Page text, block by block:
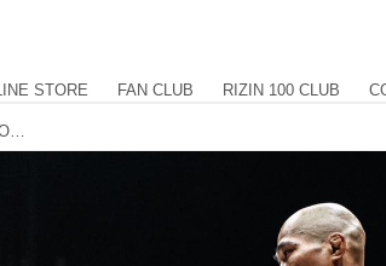
STORE FAN CLUB RIZIN 100 CLUB